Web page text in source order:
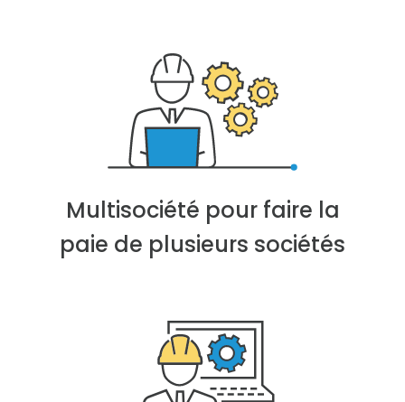
Multisociété pour faire la
paie de plusieurs sociétés